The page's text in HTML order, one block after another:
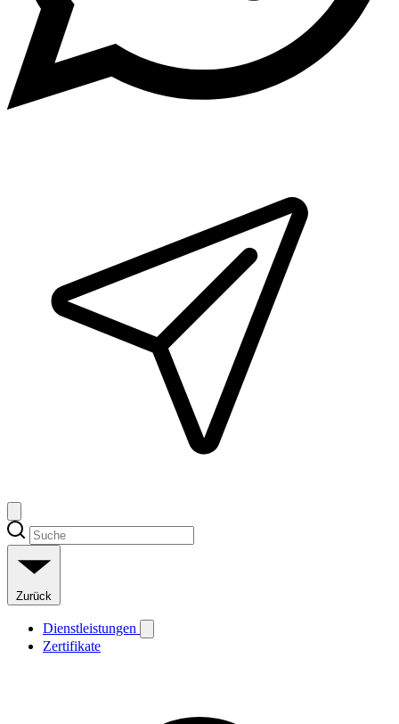
Zurück
Dienstleistungen
Zertifikate